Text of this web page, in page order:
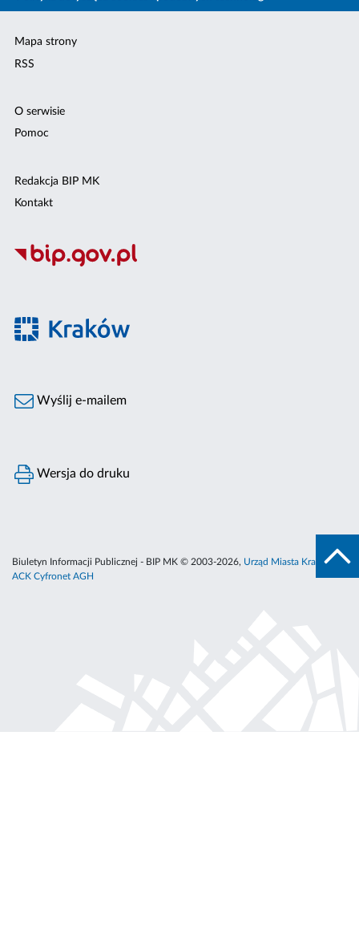
Mapa strony
RSS
O serwisie
Pomoc
Redakcja BIP MK
Kontakt
Wyślij e-mailem
Wersja do druku
Biuletyn Informacji Publicznej - BIP MK © 2003-2026, Urząd Miasta Krakowa
ACK Cyfronet AGH